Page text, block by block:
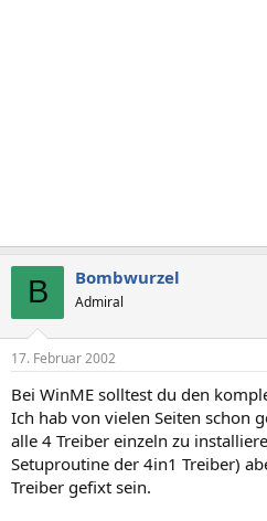
B Bombwurzel
Admiral
17. Februar 2002
Bei WinME solltest du den
Ich hab von vielen Seiten schon
alle 4 Treiber einzeln zu
Setuproutine der 4in1 Treiber)
Treiber gefixt sein.